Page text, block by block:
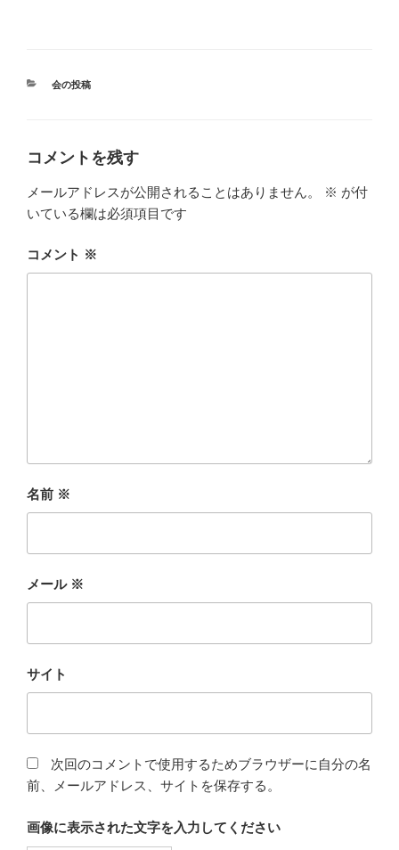
カ
会の投稿
コメントを残す
メールアドレスが公開されることはありません。 ※ が付
いている欄は必須項目です
コメント ※
名前 ※
メール ※
サイト
次回のコメントで使用するためブラウザーに自分の名
前、メールアドレス、サイトを保存する。
画像に表示された文字を入力してください